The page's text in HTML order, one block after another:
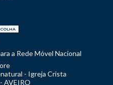
a Rede Móvel Nacional
- Igreja Crista
AVEIRO